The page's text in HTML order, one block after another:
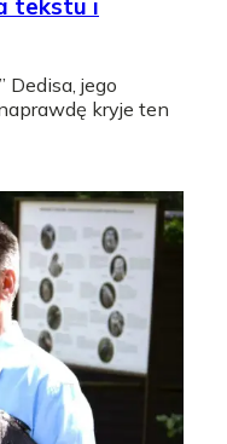
tekstu i
Dedisa, jego
kryje ten